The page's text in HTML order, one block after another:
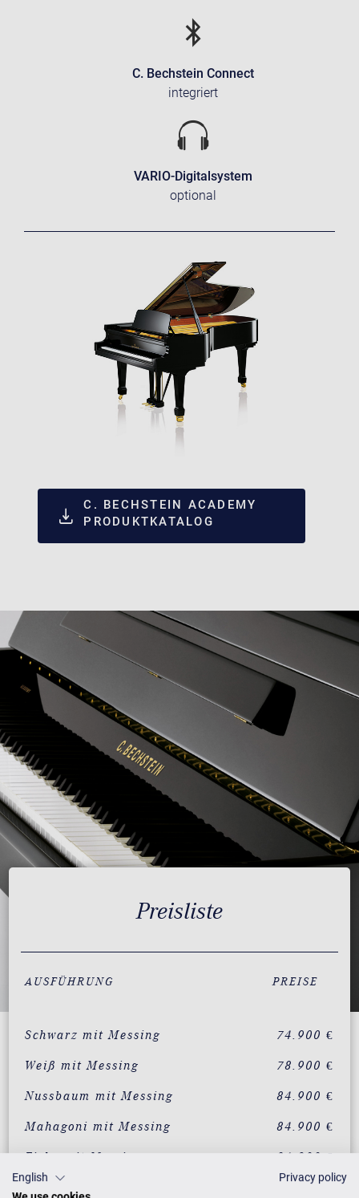
C. Bechstein Connect
integriert
VARIO-Digitalsystem
optional
C. BECHSTEIN ACADEMY
PRODUKTKATALOG
Preisliste
AUSFÜHRUNG PREISE
Schwarz mit Messing 74.900 €
Weiß mit Messing 78.900 €
Nussbaum mit Messing 84.900 €
Mahagoni mit Messing 84.900 €
Eiche mit Messing 84.900 €
English
Privacy policy